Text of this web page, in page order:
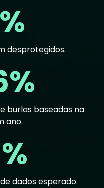
desprotegidos.
burlas baseadas na
ano.
dados esperado.